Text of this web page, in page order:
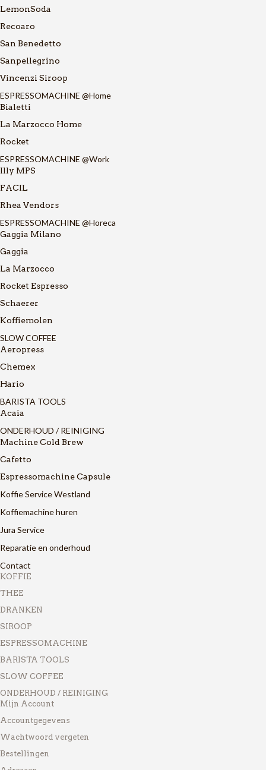
LemonSoda
Recoaro
San Benedetto
Sanpellegrino
Vincenzi Siroop
ESPRESSOMACHINE @Home
Bialetti
La Marzocco Home
Rocket
ESPRESSOMACHINE @Work
Illy MPS
FACIL
Rhea Vendors
ESPRESSOMACHINE @Horeca
Gaggia Milano
Gaggia
La Marzocco
Rocket Espresso
Schaerer
Koffiemolen
SLOW COFFEE
Aeropress
Chemex
Hario
BARISTA TOOLS
Acaia
ONDERHOUD / REINIGING
Machine Cold Brew
Cafetto
Espressomachine Capsule
Koffie Service Westland
Koffiemachine huren
Jura Service
Reparatie en onderhoud
Contact
KOFFIE
THEE
DRANKEN
SIROOP
ESPRESSOMACHINE
BARISTA TOOLS
SLOW COFFEE
ONDERHOUD / REINIGING
Mijn Account
Accountgegevens
Wachtwoord vergeten
Bestellingen